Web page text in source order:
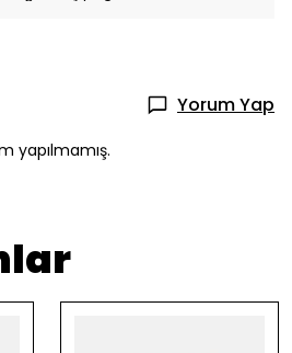
Yorum Yap
yapılmamış.